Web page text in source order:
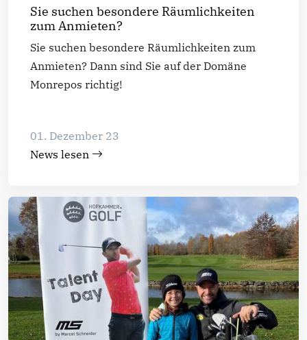
Sie suchen besondere Räumlichkeiten
zum Anmieten?
Sie suchen besondere Räumlichkeiten zum
Anmieten? Dann sind Sie auf der Domäne
Monrepos richtig!
01. Dezember 23
News lesen